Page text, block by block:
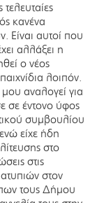
κανένα
Είναι αυτοί που
αλλάξει η
ο νέος
λοιπόν.
αναλογεί για
σε έντονο ύφος
συμβουλίου
είχε ήδη
στο
στις
στον
τους Δήμου